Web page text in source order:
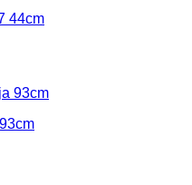
44cm